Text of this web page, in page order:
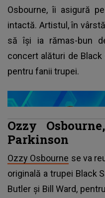
Osbourne, îi asigură
intactă. Artistul, în
să își ia rămas-bun
concert alături de
pentru fanii trupei.
Ozzy
Parkinson
Ozzy Osbourne se va
originală a trupei Black
Butler și Bill Ward,